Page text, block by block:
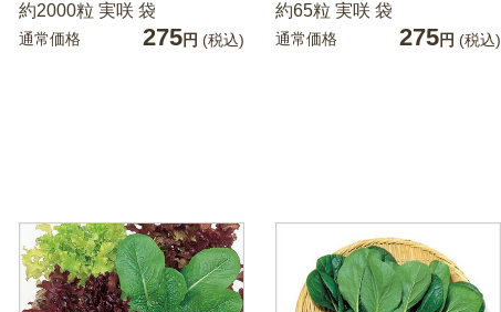
約2000粒 実咲 袋
通常価格 275円 (税込)
約65粒 実咲 袋
通常価格 275円 (税込)